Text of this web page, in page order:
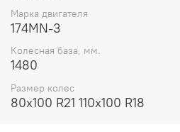
Марка двигателя
174MN-3
Колесная база, мм.
1480
Размер колес
80х100 R21 110х100 R18